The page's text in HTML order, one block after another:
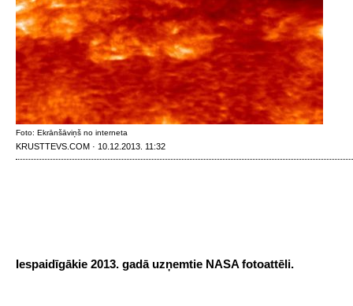
Foto: Ekrānšāviņš no interneta
KRUSTTEVS.COM · 10.12.2013. 11:32
Iespaidīgākie 2013. gadā uzņemtie NASA fotoattēli.